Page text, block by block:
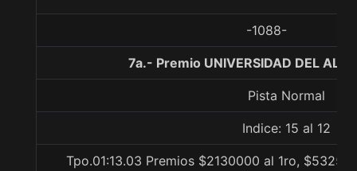
-1088-
7a.- Premio UNIVERSIDAD DEL
Pista Normal
Indice: 15 al 12
Tpo.01:13.03 Premios $2130000 al 1ro,